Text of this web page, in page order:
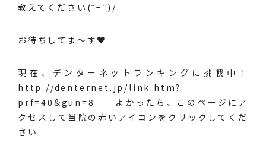
教えてください(ˆ−ˆ)/
お待ちしてま～す♥
現在、デンターネットランキングに挑戦中！
http://denternet.jp/link.htm?
prf=40&gun=8 よかったら、このページにア
クセスして当院の赤いアイコンをクリックしてくだ
さい